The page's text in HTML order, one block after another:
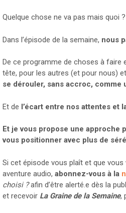
Quelque chose ne va pas mais quoi ?
Dans l’épisode de la semaine, nous
De ce programme de choses à faire
tête, pour les autres (et pour nous) et
se dérouler, sans accroc, comme
Et de l’écart entre nos attentes et
Et je vous propose une approche
vous positionner avec plus de
Si cet épisode vous plaît et que
aventure audio, abonnez-vous à la
choisi ?afin d’être alerté.e dès la
et recevoir La Graine de la Semaine,